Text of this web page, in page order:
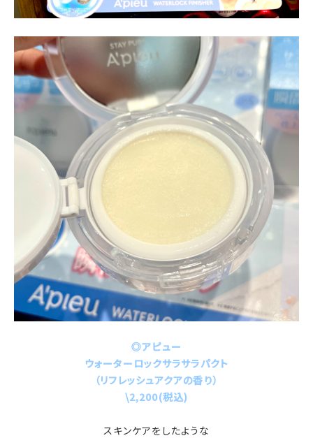
◎アピュー
ウォーターロックサラサラパクト
（リフレッシュアクアの香り）
\2,200(税込)
スキンケアをしたような